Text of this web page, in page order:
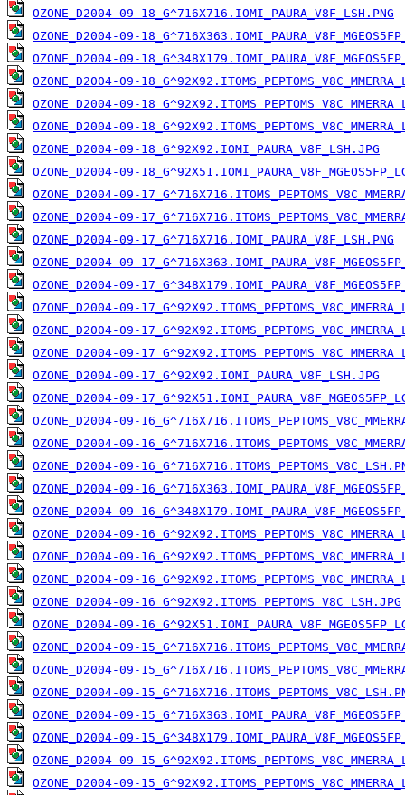
OZONE_D2004-09-18_G^716X716.IOMI_PAURA_V8F_LSH.PNG
OZONE_D2004-09-
OZONE_D2004-09-
OZONE_D2004-09-
OZONE_D2004-09-
OZONE_D2004-09-
OZONE_D2004-09-18_G^92X92.IOMI_PAURA_V8F_LSH.JPG
OZONE_D2004-09-
OZONE_D2004-09-
OZONE_D2004-09-
OZONE_D2004-09-17_G^716X716.IOMI_PAURA_V8F_LSH.PNG
OZONE_D2004-09-
OZONE_D2004-09-
OZONE_D2004-09-
OZONE_D2004-09-
OZONE_D2004-09-
OZONE_D2004-09-17_G^92X92.IOMI_PAURA_V8F_LSH.JPG
OZONE_D2004-09-
OZONE_D2004-09-
OZONE_D2004-09-
OZONE_D2004-09-
OZONE_D2004-09-
OZONE_D2004-09-
OZONE_D2004-09-
OZONE_D2004-09-
OZONE_D2004-09-
OZONE_D2004-09-16_G^92X92.ITOMS_PEPTOMS_V8C_LSH.JPG
OZONE_D2004-09-
OZONE_D2004-09-
OZONE_D2004-09-
OZONE_D2004-09-
OZONE_D2004-09-
OZONE_D2004-09-
OZONE_D2004-09-
OZONE_D2004-09-